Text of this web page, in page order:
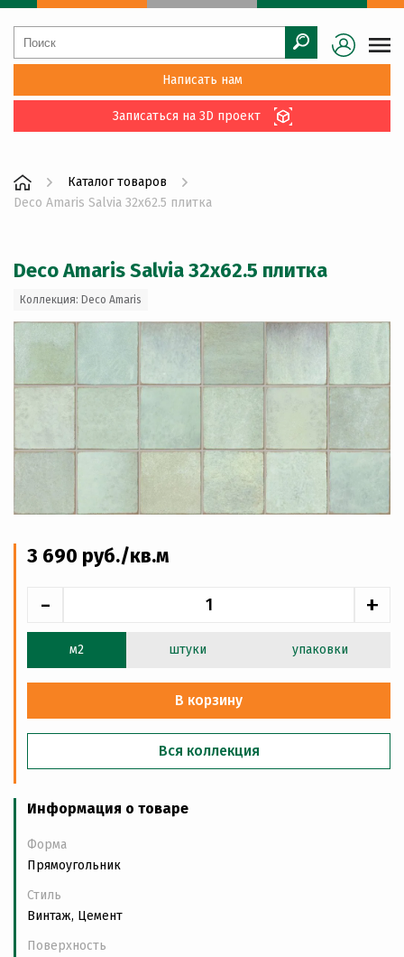
Написать нам
Записаться на 3D проект
Каталог товаров
Deco Amaris Salvia 32x62.5 плитка
Deco Amaris Salvia 32x62.5 плитка
Коллекция: Deco Amaris
3 690 руб./кв.м
- +
м2 штуки упаковки
В корзину
Вся коллекция
Информация о товаре
Форма
Прямоугольник
Стиль
Винтаж, Цемент
Поверхность